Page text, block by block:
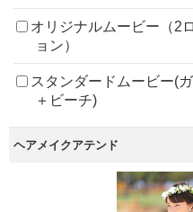
オリジナルムービー（2
ョン）
スタンダードムービー(
＋ビーチ)
ヘアメイクアテンド